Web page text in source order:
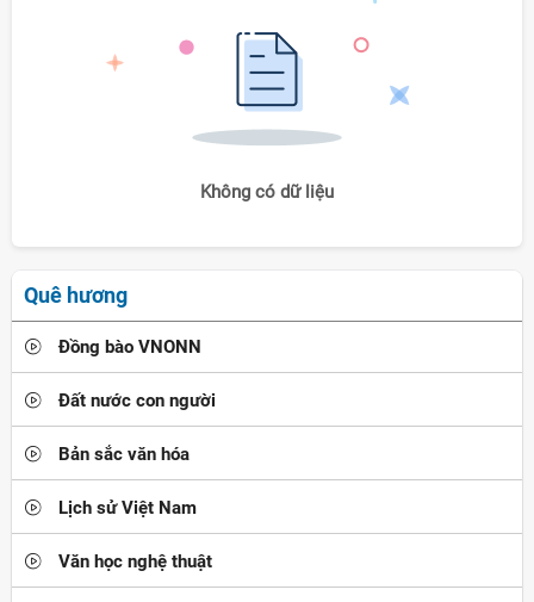
Không có dữ liệu
Quê hương
Đồng bào VNONN
Đất nước con người
Bản sắc văn hóa
Lịch sử Việt Nam
Văn học nghệ thuật